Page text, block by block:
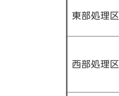
東部処理区
西部処理区